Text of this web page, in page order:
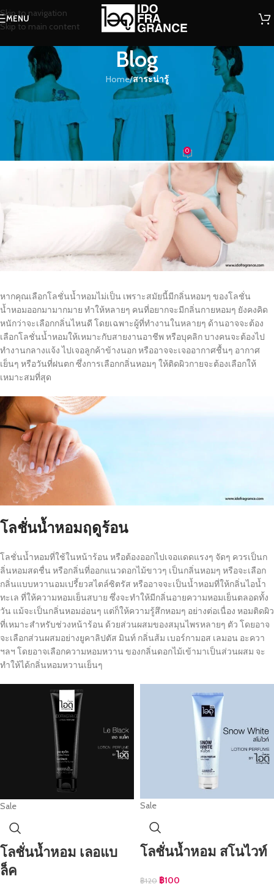
Skip to navigation
Skip to main content
MENU
Blog
Home/สาระน่ารู้
สาระน่ารู้
เพิ่มกลิ่นหอมเย็นๆ ติดผิวกายช่วงหน้า
ร้อน…แค่ใช้โลชั่นน้ำหอม
น้ำหอม On 22/09/2020 0
หากคุณเลือกโลชั่นน้ำหอมไม่เป็น เพราะสมัยนี้มีกลิ่นหอมๆ ของโลชั่น
น้ำหอมออกมามากมาย ทำให้หลายๆ คนที่อยากจะมีกลิ่นกายหอมๆ ยังคงคิด
หนักว่าจะเลือกกลิ่นไหนดี โดยเฉพาะผู้ที่ทำงานในหลายๆ ด้านอาจจะต้อง
เลือกโลชั่นน้ำหอมให้เหมาะกับสายงานอาชีพ หรือบุคลิก บางคนจะต้องไป
ทำงานกลางแจ้ง ไปเจอลูกค้าข้างนอก หรืออาจจะเจออากาศชื้นๆ อากาศ
เย็นๆ หรือวันที่ฝนตก ซึ่งการเลือกกลิ่นหอมๆ ให้ติดผิวกายจะต้องเลือกให้
เหมาะสมที่สุด
โลชั่นน้ำหอมฤดูร้อน
โลชั่นน้ำหอมที่ใช้ในหน้าร้อน หรือต้องออกไปเจอแดดแรงๆ จัดๆ ควรเป็นก
ลิ่นหอมสดชื่น หรือกลิ่นที่ออกแนวดอกไม้ขาวๆ เป็นกลิ่นหอมๆ หรือจะเลือก
กลิ่นแบบหวานอมเปรี้ยวสไตล์ซิตรัส หรืออาจจะเป็นน้ำหอมที่ให้กลิ่นไอน้ำ
ทะเล ที่ให้ความหอมเย็นสบาย ซึ่งจะทำให้มีกลิ่นอายความหอมเย็นตลอดทั้ง
วัน แม้จะเป็นกลิ่นหอมอ่อนๆ แต่ก็ให้ความรู้สึกหอมๆ อย่างต่อเนื่อง หอมติดผิว
ที่เหมาะสำหรับช่วงหน้าร้อน ด้วยส่วนผสมของสมุนไพรหลายๆ ตัว โดยอาจ
จะเลือกส่วนผสมอย่างยูคาลิปตัส มินท์ กลิ่นส้ม เบอร์กามอส เลมอน อะควา
ฯลฯ โดยอาจเลือกความหอมหวาน ของกลิ่นดอกไม้เข้ามาเป็นส่วนผสม จะ
ทำให้ได้กลิ่นหอมหวานเย็นๆ
Sale
โลชั่นน้ำหอม เลอแบ
ล็ค
Sale
โลชั่นน้ำหอม สโนไวท์
฿120 ฿100